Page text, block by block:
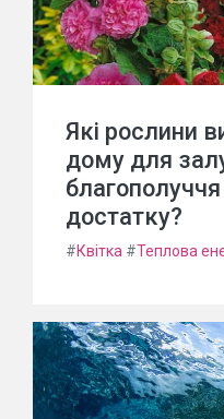
Які рослини
дому для
достатку?
#Квітка #Теплова